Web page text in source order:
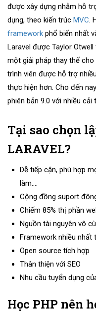
được xây dựng nhằm hỗ
dụng, theo kiến trúc MVC.
framework phổ biến nhất
Laravel được Taylor
một giải pháp thay thế
trình viên được hỗ trợ
thực hiện hơn. Cho đến
phiên bản 9.0 với nhiều cải
Tại sao chọn
LARAVEL?
Dễ tiếp cận, phù hợp
làm….
Cộng đồng suport
Chiếm 85% thị phần
Nguồn tài nguyên vô
Framework nhiều nhất
Open source tích hợp
Thân thiện với SEO
Nhu cầu tuyển dụng
Học PHP nên